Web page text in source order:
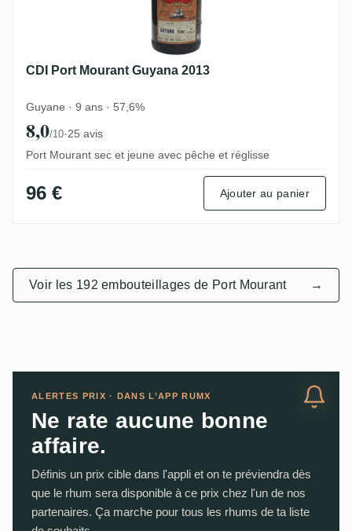
CDI Port Mourant Guyana 2013
Guyane · 9 ans · 57,6%
8,0/10·25 avis
Port Mourant sec et jeune avec pêche et réglisse
96 € Ajouter au panier
Voir les 192 embouteillages de Port Mourant →
ALERTES PRIX · DANS L’APP RUMX
Ne rate aucune bonne
affaire.
Définis un prix cible dans l'appli et on te préviendra dès
que le rhum sera disponible à ce prix chez l'un de nos
partenaires. Ça marche pour tous les rhums de ta liste